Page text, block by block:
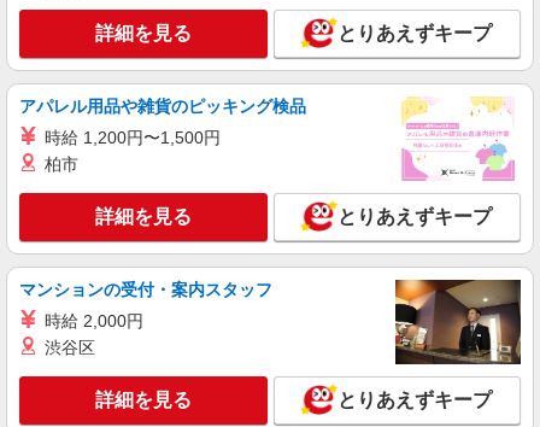
キープ 詳細を見る
≪千曲市≫夜勤なし！未経験・ブランクOKの
デイスタッフ
時給1500円〜2125円 ＜日払い有/週払い有/交
通費全支給(ガソリン代含む)＞
千曲市
キープ 詳細を見る
派遣社員
株式会社kotrio /●MT-H-2093988
＼健康的に働こう／利用者さんと一緒に体操や
リハビリサポート等
詳細を見る とりあえずキープ
アパレル用品や雑貨のピッキング検品
時給 1,200円〜1,500円
柏市
詳細を見る とりあえずキープ
マンションの受付・案内スタッフ
時給 2,000円
渋谷区
詳細を見る とりあえずキープ